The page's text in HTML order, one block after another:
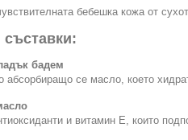
бебешка кожа от
бадем
абсорбиращо се масло, което
и витамин Е, които